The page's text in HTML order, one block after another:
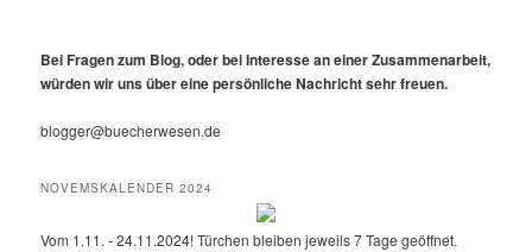
Bei Fragen zum Blog, oder bei Interesse an einer Zusammenarbeit,
würden wir uns über eine persönliche Nachricht sehr freuen.
blogger@buecherwesen.de
NOVEMSKALENDER 2024
Vom 1.11. - 24.11.2024! Türchen bleiben jeweils 7 Tage geöffnet.